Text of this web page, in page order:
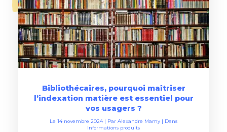
Bibliothécaires, pourquoi maîtriser
l’indexation matière est essentiel pour
vos usagers ?
Le 14 novembre 2024| Par Alexandre Mamy | Dans
Informations produits